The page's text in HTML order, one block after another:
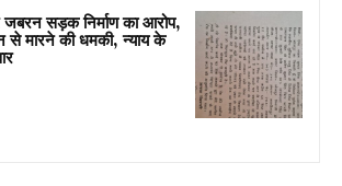
जबरन सड़क निर्माण का आरोप,
से मारने की धमकी, न्याय के